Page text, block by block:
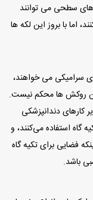
های سطحی می توانند
اما با بروز این لکه ها
سرامیکی می خواهند،
این روکش ها محکم نیست.
کارهای دندانپزشکی
گاه استفاده می‌کنند، و
فضایی برای تکیه گاه
باشد.